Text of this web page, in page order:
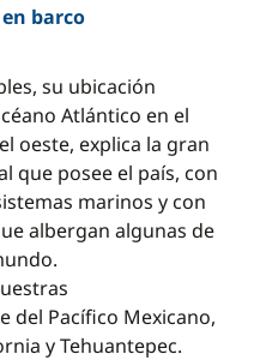
barco
su ubicación
Atlántico en el
oeste, explica la gran
que posee el país, con
marinos y con
albergan algunas de
del Pacífico Mexicano,
y Tehuantepec.